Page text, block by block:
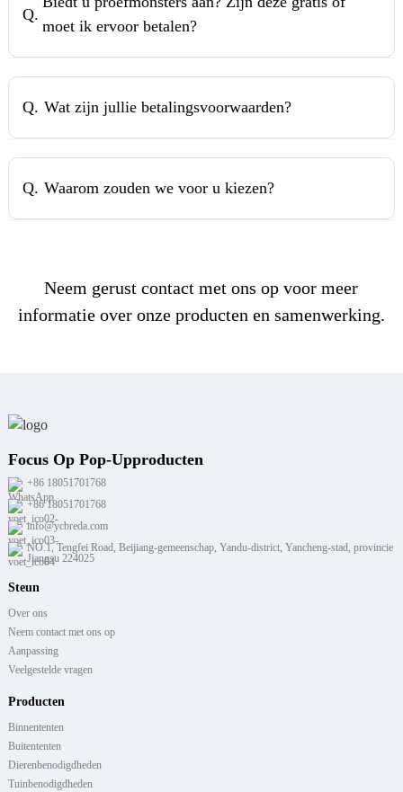
Q.
moet ik ervoor betalen?
Q. Wat zijn jullie betalingsvoorwaarden?
Q. Waarom zouden we voor u kiezen?
Neem gerust contact met ons op voor meer
informatie over onze producten en samenwerking.
Focus Op Pop-Upproducten
+86 18051701768
+86 18051701768
info@ycbreda.com
NO.1, Tengfei Road, Beijiang-gemeenschap, Yandu-district, Yancheng-stad, provincie
Jiangsu 224025
Steun
Over ons
Neem contact met ons op
Aanpassing
Veelgestelde vragen
Producten
Binnententen
Buitententen
Dierenbenodigdheden
Tuinbenodigdheden